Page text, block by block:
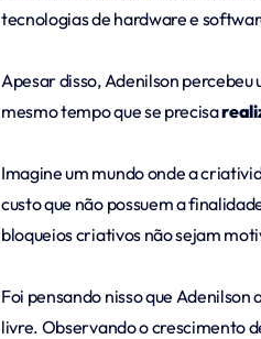
tecnologias de hardware e
Apesar disso, Adenilson
mesmo tempo que se precisa
Imagine um mundo onde a
custo que não possuem a
bloqueios criativos não sejam
Foi pensando nisso que
livre. Observando o crescimento